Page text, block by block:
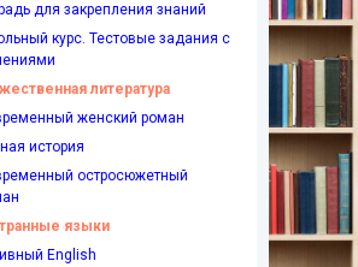
для закрепления знаний
курс. Тестовые задания с
литература
женский роман
история
остросюжетный
языки
English